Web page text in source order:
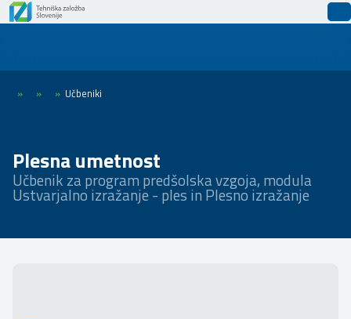
» » » Učbeniki
Plesna umetnost
Učbenik za program predšolska vzgoja, modula
Ustvarjalno izražanje - ples in Plesno izražanje